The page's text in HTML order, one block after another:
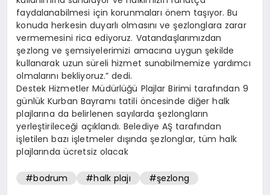
faydalanabilmesi için korunmaları önem taşıyor. Bu
konuda herkesin duyarlı olmasını ve şezlonglara zarar
vermemesini rica ediyoruz. Vatandaşlarımızdan
şezlong ve şemsiyelerimizi amacına uygun şekilde
kullanarak uzun süreli hizmet sunabilmemize yardımcı
olmalarını bekliyoruz.” dedi.
Destek Hizmetler Müdürlüğü Plajlar Birimi tarafından 9
günlük Kurban Bayramı tatili öncesinde diğer halk
plajlarına da belirlenen sayılarda şezlongların
yerleştirileceği açıklandı. Belediye AŞ tarafından
işletilen bazı işletmeler dışında şezlonglar, tüm halk
plajlarında ücretsiz olacak
#bodrum #halk plajı #şezlong